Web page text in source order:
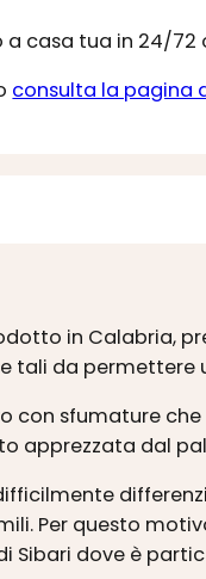
casa tua in 24/72
consulta la pagina
in Calabria,
tali da
con sfumature
apprezzata dal
Per questo
Sibari dove è